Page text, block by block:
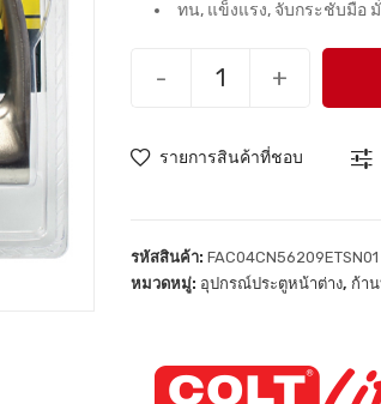
ทน, แข็งแรง, จับกระชับมือ
- +
รายการสินค้าที่ชอบ
รหัสสินค้า: FAC04CN56209ETSN01
หมวดหมู่: อุปกรณ์ประตูหน้าต่าง, ก้า